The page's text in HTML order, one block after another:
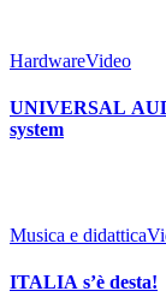
HardwareVideo
UNIVERSAL
system
Musica e didattica
ITALIA s’è desta!